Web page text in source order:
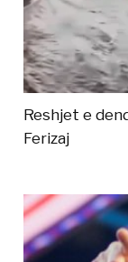
Reshjet e
Ferizaj